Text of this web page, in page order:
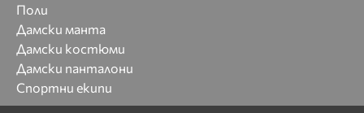
Поли
Дамски манта
Дамски костюми
Дамски панталони
Спортни екипи